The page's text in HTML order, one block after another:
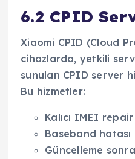
6.2 CPID
Xiaomi CPID (Cloud
cihazlarda, yetkili
sunulan CPID server
Bu hizmetler:
Kalıcı IMEI repair
Baseband hatası
Güncelleme